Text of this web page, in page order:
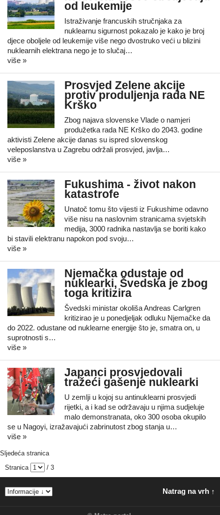
od leukemije
Istraživanje francuskih stručnjaka za
nuklearnu sigurnost pokazalo je kako je broj
djece oboljele od leukemije više nego dvostruko veći u blizini
nuklearnih elektrana nego je to slučaj…
više »
Prosvjed Zelene akcije
protiv produljenja rada NE
Krško
Zbog najava slovenske Vlade o namjeri
produžetka rada NE Krško do 2043. godine
aktivisti Zelene akcije danas su ispred slovenskog
veleposlanstva u Zagrebu održali prosvjed, javlja…
više »
Fukushima - život nakon
katastrofe
Unatoč tomu što vijesti iz Fukushime odavno
više nisu na naslovnim stranicama svjetskih
medija, 3000 radnika nastavlja se boriti kako
bi stavili elektranu napokon pod svoju…
više »
Njemačka odustaje od
nuklearki, Švedska je zbog
toga kritizira
Švedski ministar okoliša Andreas Carlgren
kritizirao je u ponedjeljak odluku Njemačke da
do 2022. odustane od nuklearne energije što je, smatra on, u
suprotnosti s…
više »
Japanci prosvjedovali
tražeći gašenje nuklearki
U zemlji u kojoj su antinuklearni prosvjedi
rijetki, a i kad se održavaju u njima sudjeluje
malo demonstranata, oko 300 osoba okupilo
se u Nagoyi, izražavajući zabrinutost zbog stanja u…
više »
Sljedeća stranica
Stranica
/ 3
Natrag na vrh ↑